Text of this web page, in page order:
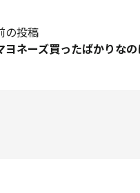
の投稿